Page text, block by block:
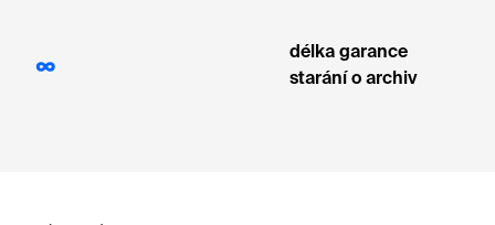
∞
délka garance
starání o archiv